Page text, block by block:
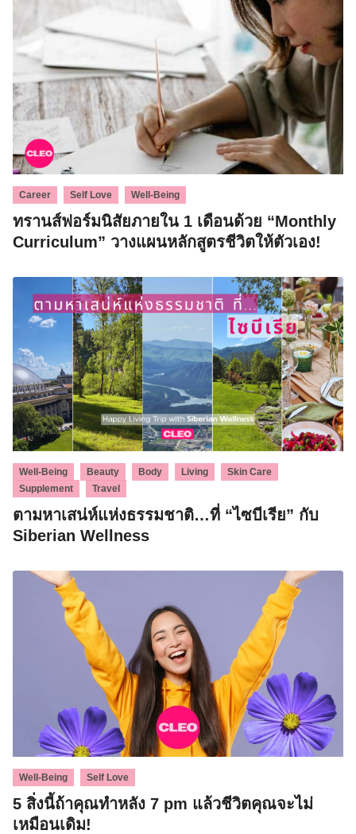
Search
for:
Career Self Love Well-Being
ทรานส์ฟอร์มนิสัยภายใน 1 เดือนด้วย “Monthly
Curriculum” วางแผนหลักสูตรชีวิตให้ตัวเอง!
Well-Being Beauty Body Living Skin Care
Supplement Travel
ตามหาเสน่ห์แห่งธรรมชาติ…ที่ “ไซบีเรีย” กับ
Siberian Wellness
Well-Being Self Love
5 สิ่งนี้ถ้าคุณทำหลัง 7 pm แล้วชีวิตคุณจะไม่
เหมือนเดิม!